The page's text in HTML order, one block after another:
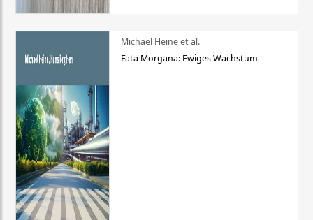
Michael Heine et al.
Fata Morgana: Ewiges Wachstum